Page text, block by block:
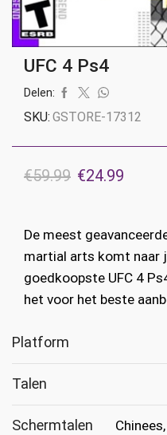
UFC 4 Ps4
Delen:
SKU: GSTORE-17312
€59.99
was:
€59.99.
€24.99
De meest
martial arts komt naar
goedkoopste UFC 4
het voor het beste
Platform
Talen
Schermtalen